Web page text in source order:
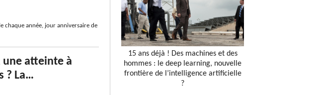
chaque année, jour anniversaire de
une atteinte à
? La…
15 ans déjà ! Des machines et des
hommes : le deep learning, nouvelle
frontière de l’intelligence artificielle
?